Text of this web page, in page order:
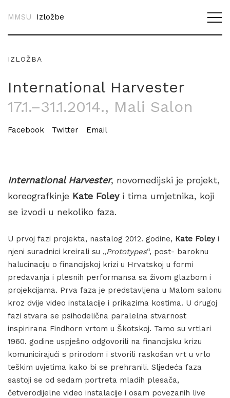
MMSU Izložbe
IZLOŽBA
International Harvester
17.1.–31.1.2014., Mali Salon
Facebook Twitter Email
International Harvester, novomedijski je projekt,
koreografkinje Kate Foleyi tima umjetnika, koji
se izvodi u nekoliko faza.
U prvoj fazi projekta, nastalog 2012. godine, Kate Foleyi
njeni suradnici kreirali su „Prototypes“, post- baroknu
halucinaciju o financijskoj krizi u Hrvatskoj u formi
predavanja i plesnih performansa sa živom glazbom i
projekcijama. Prva faza je predstavljena u Malom salonu
kroz dvije video instalacije i prikazima kostima. U drugoj
fazi stvara se psihodelična paralelna stvarnost
inspirirana Findhorn vrtom u Škotskoj. Tamo su vrtlari
1960. godine uspješno odgovorili na financijsku krizu
komunicirajući s prirodom i stvorili raskošan vrt u vrlo
teškim uvjetima kako bi se prehranili. Sljedeća faza
sastoji se od sedam portreta mladih plesača,
četverodijelne video instalacije i osam povezanih live